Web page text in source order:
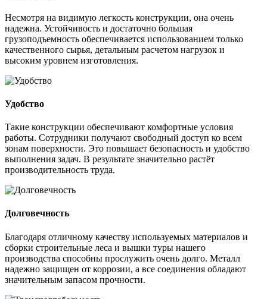
Несмотря на видимую легкость конструкции, она очень
надежна. Устойчивость и достаточно большая
грузоподъемность обеспечивается использованием только
качественного сырья, детальным расчетом нагрузок и
высоким уровнем изготовления.
Удобство
Такие конструкции обеспечивают комфортные условия
работы. Сотрудники получают свободный доступ ко всем
зонам поверхности. Это повышает безопасность и удобство
выполнения задач. В результате значительно растёт
производительность труда.
Долговечность
Благодаря отличному качеству используемых материалов и
сборки строительные леса и вышки туры нашего
производства способны прослужить очень долго. Металл
надежно защищен от коррозии, а все соединения обладают
значительным запасом прочности.